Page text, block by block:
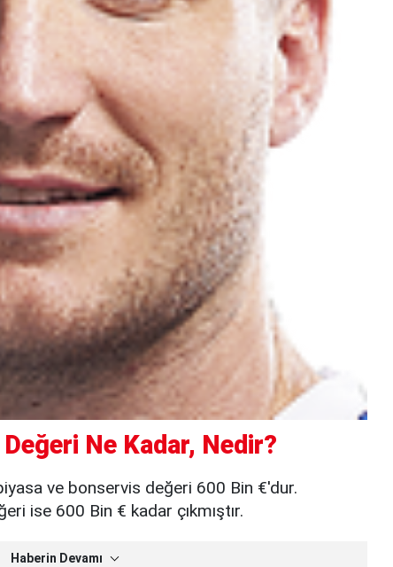
Ne Kadar, Nedir?
ve bonservis değeri 600 Bin €'dur.
ise 600 Bin € kadar çıkmıştır.
Haberin Devamı